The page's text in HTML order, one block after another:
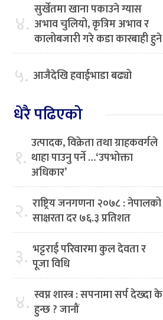
४. सुर्खेतमा खाना पकाउने ग्यास
अभाव चुलियो, कृत्रिम अभाव र
कालोबजारी गरे कडा कारबाही हुने
५. आजैदेखि हवाईभाडा बढ्यो
धेरै पढिएको
१. उत्पादक, विक्रेता तथा ग्राहकवर्गले
थाहा पाउनु पर्ने …‘उपभोक्ता
अधिकार’
२. राष्ट्रिय जनगणना २०७८ : नेपालको
साक्षरता दर ७६.३ प्रतिशत
३. भट्टराई परिवारमा कुल देवता र
पूजा विधि
४. स्वप्न शास्त्र : सपनामा सर्प देख्दा के
हुन्छ ? जानौं